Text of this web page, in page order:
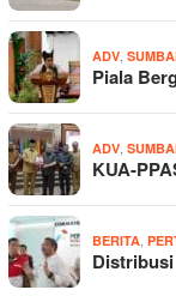
ADV
Piala
ADV
KUA-
BERITA